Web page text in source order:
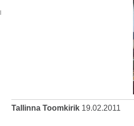
Tallinna Toomkirik 19.02.2011